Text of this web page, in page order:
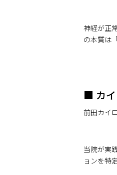
神経が正
の本質は
■ カ
前田カイ
当院が実
ョンを特